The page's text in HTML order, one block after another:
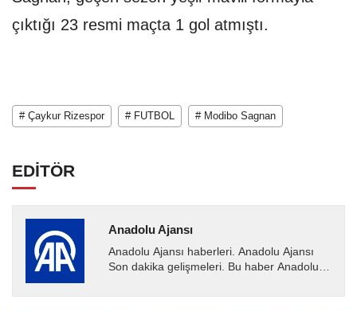
çıktığı 23 resmi maçta 1 gol atmıştı.
# Çaykur Rizespor # FUTBOL # Modibo Sagnan
EDİTÖR
Anadolu Ajansı
Anadolu Ajansı haberleri. Anadolu Ajansı
Son dakika gelişmeleri. Bu haber Anadolu
Ajansı tarafından...